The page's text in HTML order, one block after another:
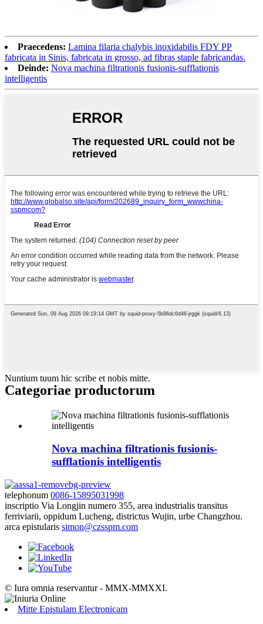
Praecedens: Lamina filaria chalybis inoxidabilis FDY PP
fabricata in Sinis, fabricata in grosso, ad fibras staple fabricandas.
Deinde: Nova machina filtrationis fusionis-sufflationis
intelligentis
Nuntium tuum hic scribe et nobis mitte.
Categoriae productorum
Nova machina filtrationis fusionis-
sufflationis intelligentis
telephonum 0086-15895031998
inscriptio Via Longjin numero 355, area industrialis transitus
ferriviarii, oppidum Lucheng, districtus Wujin, urbe Changzhou.
arca epistularis simon@czsspm.com
© Iura omnia reservantur - MMX-MMXXI.
Mitte Epistulam Electronicam